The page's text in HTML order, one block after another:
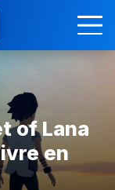
of Lana
en